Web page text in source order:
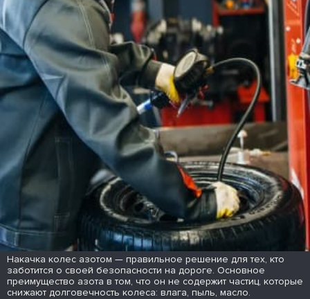
Накачка колес азотом — правильное решение для тех, кто
заботится о своей безопасности на дороге. Основное
преимущество азота в том, что он не содержит частиц, которые
снижают долговечность колеса: влага, пыль, масло.